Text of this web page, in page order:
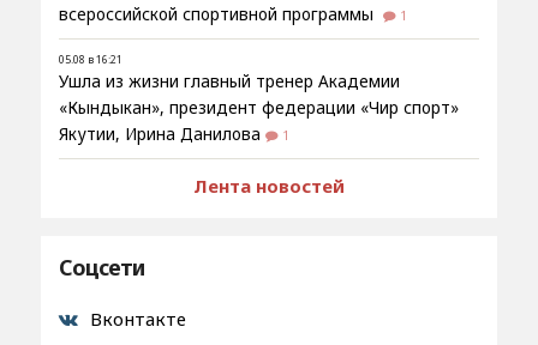
всероссийской спортивной программы
1
05.08 в 16:21
Ушла из жизни главный тренер Академии
«Кындыкан», президент федерации «Чир спорт»
Якутии, Ирина Данилова
1
Лента новостей
Соцсети
Вконтакте